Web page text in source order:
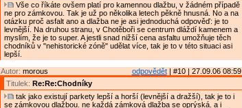
Vše co říkáte ovšem platí pro kamennou dlažbu, v žádném případě
ne pro zámkovou. Tak je už po několika letech pěkně hnusná. No a na
otázku proč asfalt ano a dlažba ne je asi jednoduchá odpověď: je to
levnější. Na druhou stranu, v Chotěboři se centrum dláždí kamenem a
myslím, že je to super. A jestli snad nižší cena asfaltu umožňuje těch
chodníků v "nehistorické zóně" udělat více, tak je to v této situaci asi
lepší.
odpovědět| #10 | 27.09.06 08:59
Autor: morous
Titulek: Re:Re:Chodníky
tak jako existují parkety lepší a horší (levnější a dražší), tak je to i
se zámkovou dlažbou. ne každá zámková dlažba se oprýská. a i